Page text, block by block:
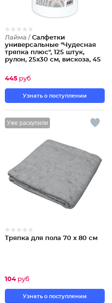
Лайма / Салфетки
универсальные "Чудесная
тряпка плюс", 125 штук,
рулон, 25х30 см, вискоза, 45
445 руб
Узнать о поступлении
Уже раскупили
Тряпка для пола 70 х 80 см
104 руб
Узнать о поступлении